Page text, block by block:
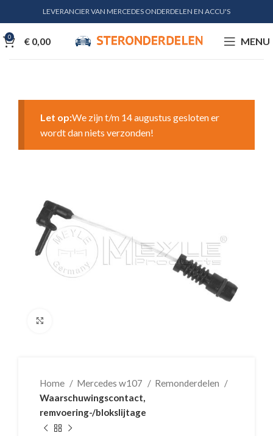
LEVERANCIER VAN MERCEDES ONDERDELEN EN ACCU'S
0 € 0,00 MENU
Let op:We zijn t/m 14 augustus gesloten er
wordt dan niets verzonden!
Home Mercedes w107
Remonderdelen
Waarschuwingscontact,
remvoering-/blokslijtage